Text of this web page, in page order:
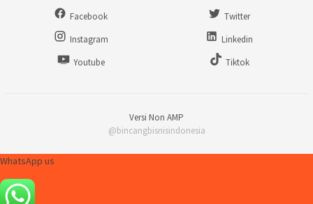
Facebook
Twitter
Instagram
Linkedin
Youtube
Tiktok
Versi Non AMP
@bincangbisnisindonesia
WhatsApp us